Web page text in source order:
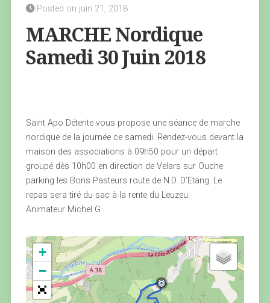
Posted on juin 21, 2018
MARCHE Nordique
Samedi 30 Juin 2018
Saint Apo Détente vous propose une séance de marche
nordique de la journée ce samedi. Rendez-vous devant la
maison des associations à 09h50 pour un départ
groupé dès 10h00 en direction de Velars sur Ouche
parking les Bons Pasteurs route de N.D. D’Etang. Le
repas sera tiré du sac à la rente du Leuzeu.
Animateur Michel G
+
−